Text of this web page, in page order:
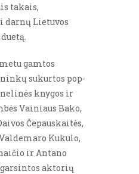
takais,
darnų Lietuvos
gamtos
sukurtos pop-
knygos ir
Vainiaus Bako,
Čepauskaitės,
Kukulo,
ir Antano
aktorių